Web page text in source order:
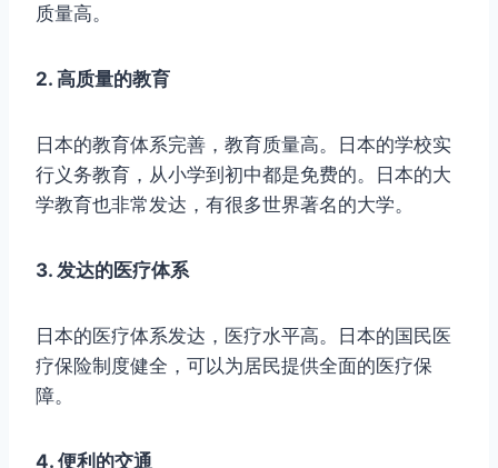
质量高。
2. 高质量的教育
日本的教育体系完善，教育质量高。日本的学校实
行义务教育，从小学到初中都是免费的。日本的大
学教育也非常发达，有很多世界著名的大学。
3. 发达的医疗体系
日本的医疗体系发达，医疗水平高。日本的国民医
疗保险制度健全，可以为居民提供全面的医疗保
障。
4. 便利的交通